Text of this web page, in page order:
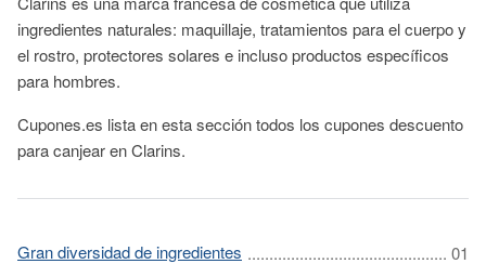
ingredientes naturales: maquillaje, tratamientos para el cuerpo y
el rostro, protectores solares e incluso productos específicos
para hombres.
Cupones.es lista en esta sección todos los cupones descuento
para canjear en Clarins.
Gran diversidad de ingredientes